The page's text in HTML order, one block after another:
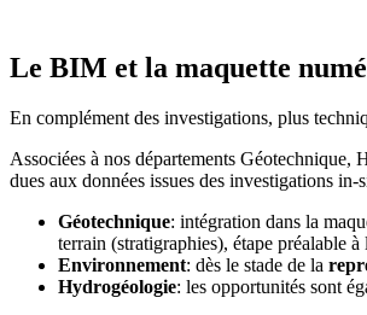
Le BIM et la maquette
En complément des investigations, plus
Associées à nos départements
dues aux données issues des investigations
Géotechnique: intégration dans la
terrain (stratigraphies), étape préalable à
Environnement: dès le stade de la
Hydrogéologie: les opportunités sont